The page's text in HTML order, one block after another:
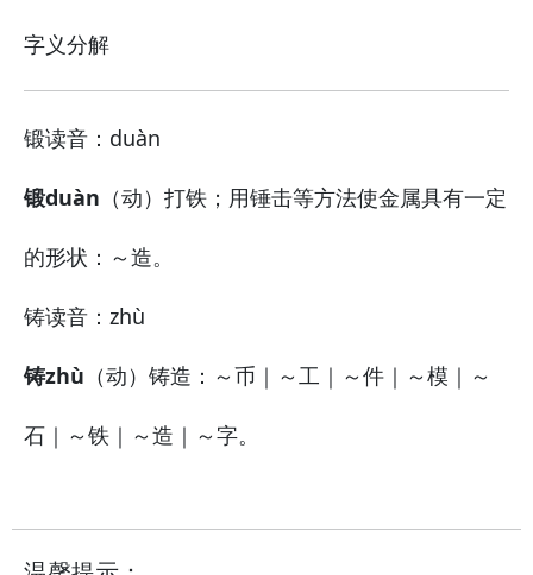
字义分解
锻读音：duàn
锻duàn （动）打铁；用锤击等方法使金属具有一定
的形状： ～造。
铸读音：zhù
铸zhù （动）铸造： ～币｜～工｜～件｜～模｜～
石｜～铁｜～造｜～字。